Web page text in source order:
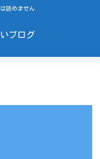
読めません
ブログ